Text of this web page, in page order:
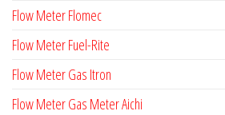
Flow Meter Flomec
Flow Meter Fuel-Rite
Flow Meter Gas Itron
Flow Meter Gas Meter Aichi